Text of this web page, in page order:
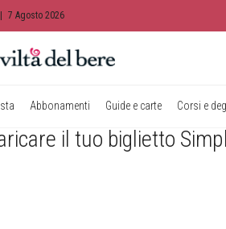
7 Agosto 2026
Abbonamenti Guide e carte Corsi e
il tuo biglietto